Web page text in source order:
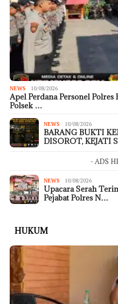
NEWS 10/08/2026
Apel Perdana Personel
Polsek …
NEWS 10/08/2026
BARANG BUKTI
DISOROT, KEJATI
- ADS
NEWS 10/08/2026
Upacara Serah
Pejabat Polres N…
HUKUM